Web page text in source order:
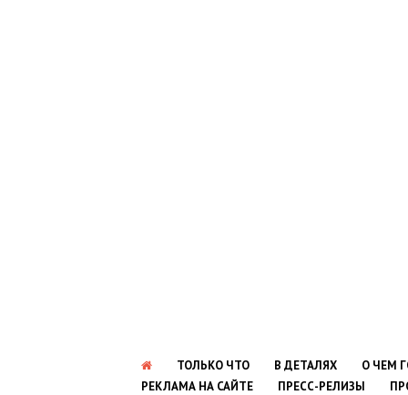
ТОЛЬКО ЧТО В ДЕТАЛЯХ
О ЧЕМ
РЕКЛАМА НА САЙТЕ
ПРЕСС-РЕЛИЗЫ